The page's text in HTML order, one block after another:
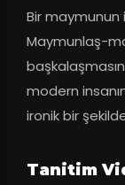
Bir
Maymunlaş-
modern
ironik bir
Tanitim